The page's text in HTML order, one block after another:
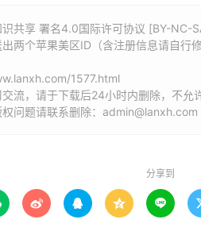
共享 署名4.0国际许可协议 [BY-NC-
两个苹果美区ID（含注册信息请自行
1577.html
流，请于下载后24小时内删除，不允
问题请联系删除：admin@lanxh.com
分享到
   